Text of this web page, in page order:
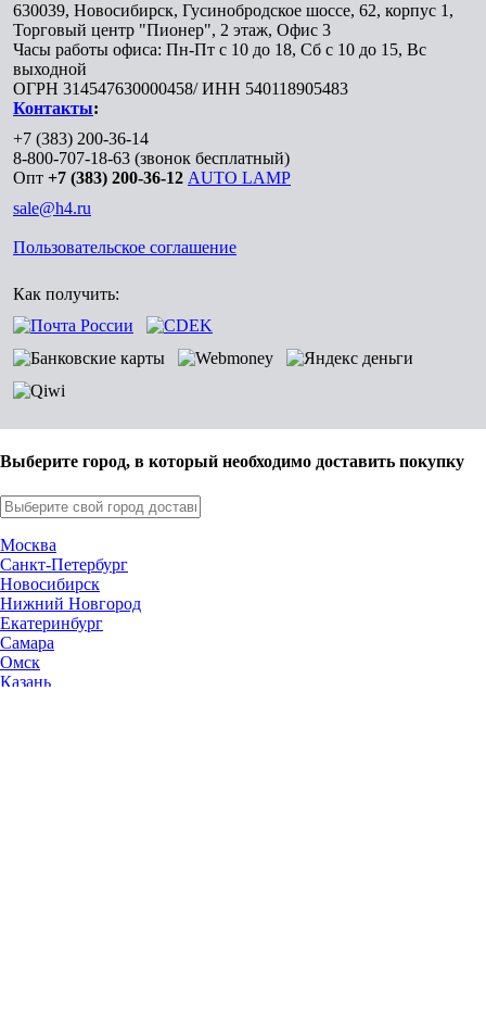
630039, Новосибирск, Гусинобродское шоссе, 62, корпус 1,
Торговый центр "Пионер", 2 этаж, Офис 3
Часы работы офиса: Пн-Пт с 10 до 18, Сб с 10 до 15, Вс
выходной
ОГРН 314547630000458/ ИНН 540118905483
Контакты:
+7 (383) 200-36-14
8-800-707-18-63 (звонок бесплатный)
Опт +7 (383) 200-36-12 AUTO LAMP
sale@h4.ru
Пользовательское соглашение
Как получить:
Выберите город, в который необходимо доставить покупку
Москва
Санкт-Петербург
Новосибирск
Нижний Новгород
Екатеринбург
Самара
Омск
Казань